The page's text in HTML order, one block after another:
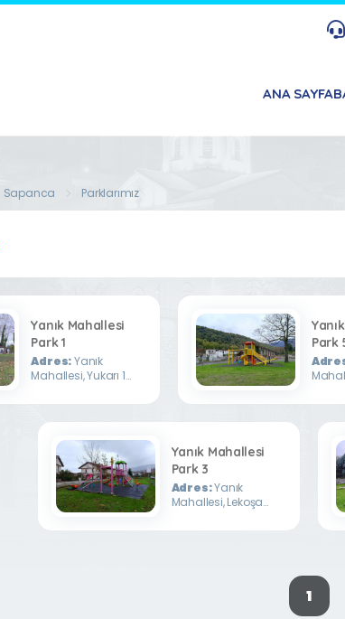
ANA SAYFA
Sapanca Parklarımız
Yanık Mahallesi
Park 1
Adres:Yanık
Mahallesi, Yukarı 1
Park
Yanık Mahallesi
Park 3
Adres:Yanık
Mahallesi, Lekoşa
1